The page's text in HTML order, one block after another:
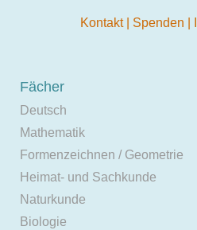
Kontakt Spenden
Fächer
Deutsch
Mathematik
Formenzeichnen / Geometrie
Heimat- und Sachkunde
Naturkunde
Biologie